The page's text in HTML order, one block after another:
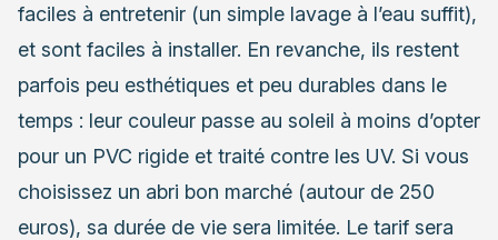
faciles à entretenir (un simple lavage à l’eau suffit),
et sont faciles à installer. En revanche, ils restent
parfois peu esthétiques et peu durables dans le
temps : leur couleur passe au soleil à moins d’opter
pour un PVC rigide et traité contre les UV. Si vous
choisissez un abri bon marché (autour de 250
euros), sa durée de vie sera limitée. Le tarif sera